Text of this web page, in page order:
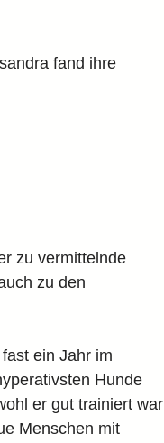
fand ihre
zu vermittelnde
zu den
ein Jahr im
Hunde
er gut trainiert war
Menschen mit